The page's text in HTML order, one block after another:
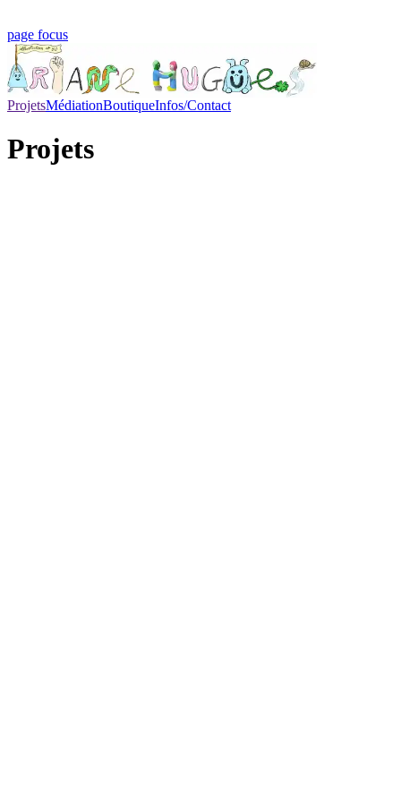
page focus
ProjetsMédiationBoutiqueInfos/Contact
Projets